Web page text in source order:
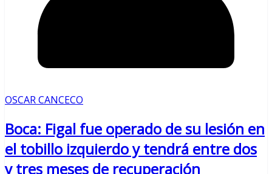
OSCAR CANCECO
Boca: Figal fue operado de su lesión en
el tobillo izquierdo y tendrá entre dos
y tres meses de recuperación